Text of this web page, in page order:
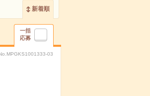
新着順
一括
応募
03